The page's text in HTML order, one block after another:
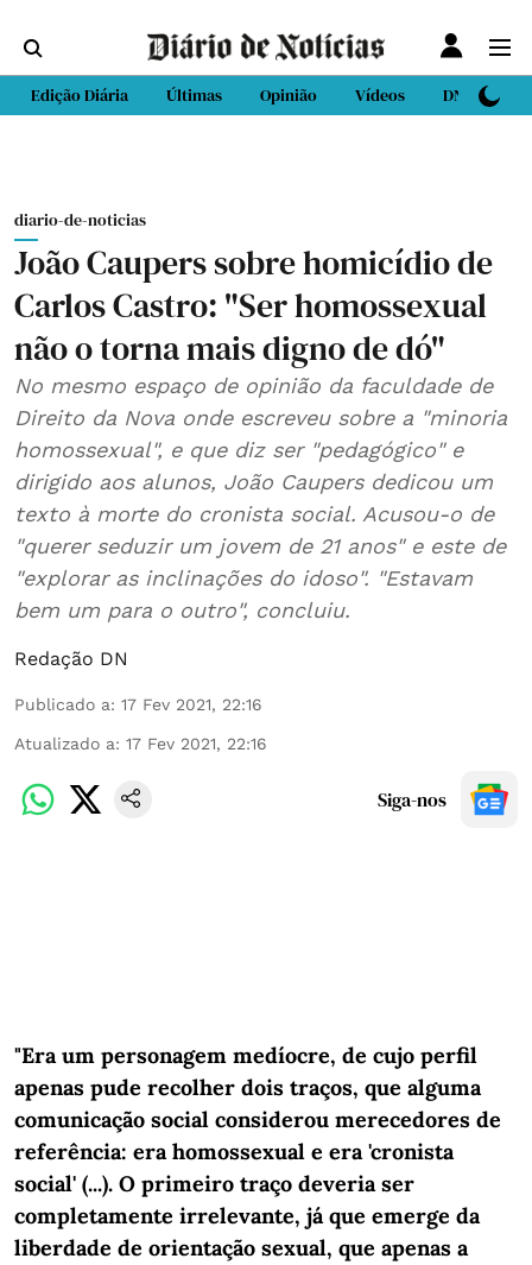
Edição Diária Últimas Opinião Vídeos DN Sport
diario-de-noticias
João Caupers sobre homicídio de
Carlos Castro: "Ser homossexual
não o torna mais digno de dó"
No mesmo espaço de opinião da faculdade de
Direito da Nova onde escreveu sobre a "minoria
homossexual", e que diz ser "pedagógico" e
dirigido aos alunos, João Caupers dedicou um
texto à morte do cronista social. Acusou-o de
"querer seduzir um jovem de 21 anos" e este de
"explorar as inclinações do idoso". "Estavam
bem um para o outro", concluiu.
Redação DN
Publicado a: 17 Fev 2021, 22:16
Atualizado a: 17 Fev 2021, 22:16
Siga-nos
"Era um personagem medíocre, de cujo perfil
apenas pude recolher dois traços, que alguma
comunicação social considerou merecedores de
referência: era homossexual e era 'cronista
social' (...). O primeiro traço deveria ser
completamente irrelevante, já que emerge da
liberdade de orientação sexual, que apenas a